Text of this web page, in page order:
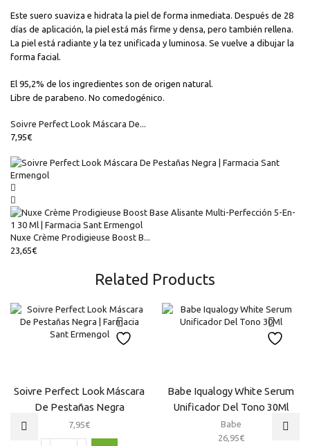
Este suero suaviza e hidrata la piel de forma inmediata. Después de 28
días de aplicación, la piel está más firme y densa, pero también rellena.
La piel está radiante y la tez unificada y luminosa. Se vuelve a dibujar la
forma facial.
El 95,2% de los ingredientes son de origen natural.
Libre de parabeno. No comedogénico.
Soivre Perfect Look Máscara De...
7,95€
Nuxe Crème Prodigieuse Boost B...
23,65€
Related Products
Soivre Perfect Look Máscara
De Pestañas Negra
7,95€
Babe Iqualogy White Serum
Unificador Del Tono 30Ml
Babe
26,95€